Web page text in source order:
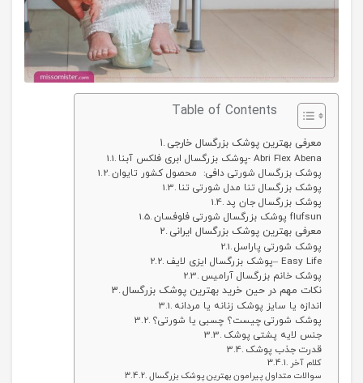
Table of Contents
معرفی بهترین پوشک بزرگسال خارجی
پوشک بزرگسال ابری فلکس آبنا- Abri Flex Abena
پوشک بزرگسال شورتی دافی: محصول کشور تایوان
پوشک بزرگسال تنا مدل شورتی تنا
پوشک بزرگسال جان پد
پوشک بزرگسال شورتی فلوفسان flufsun
معرفی بهترین پوشک بزرگسال ایرانی
پوشک شورتی پاراسل
پوشک بزرگسال ایزی لایف– Easy Life
پوشک خانم بزرگسال آرامیس
نکات مهم در حین خرید بهترین پوشک بزرگسال
اندازه یا سایز پوشک زنانه یا مردانه
پوشک شورتی چیست؟ چسبی یا شورتی؟
جنس لایه پشتی پوشک
قدرت جذب پوشک
کلام آخر
سوالات متداول پیرامون بهترین پوشک بزرگسال